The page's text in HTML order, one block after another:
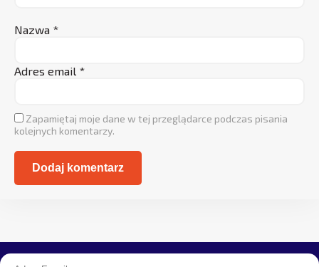
Nazwa *
Adres email *
Zapamiętaj moje dane w tej przeglądarce podczas pisania
kolejnych komentarzy.